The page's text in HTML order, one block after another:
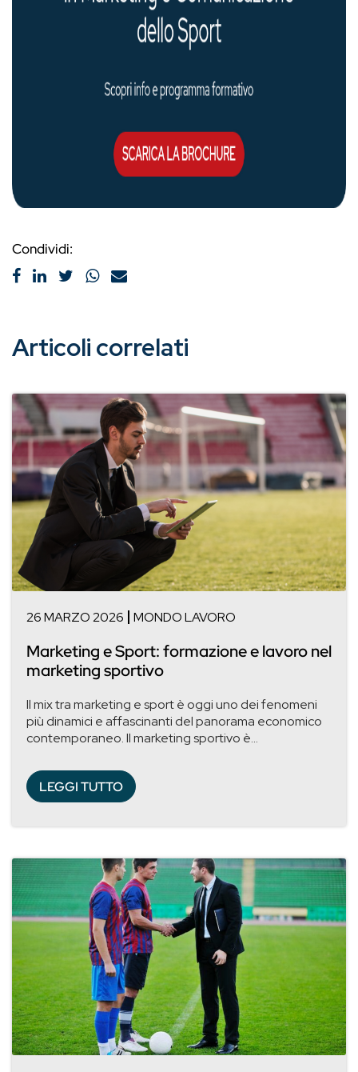
Condividi:
Articoli correlati
26 MARZO 2026 MONDO LAVORO
Marketing e Sport: formazione e lavoro nel
marketing sportivo
Il mix tra marketing e sport è oggi uno dei fenomeni
più dinamici e affascinanti del panorama economico
contemporaneo. Il marketing sportivo è...
LEGGI TUTTO